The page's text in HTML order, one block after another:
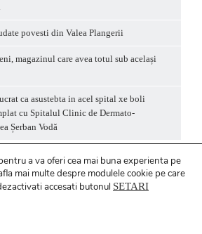
povesti din Valea Plangerii
magazinul care avea totul sub același
ca asustebta in acel spital xe boli
cu Spitalul Clinic de Dermato-
Șerban Vodă
a va oferi cea mai buna experienta pe
mai multe despre modulele cookie pe care
accesati butonul SETARI